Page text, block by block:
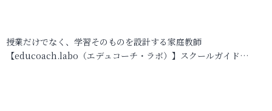
授業だけでなく、学習そのものを設計する家庭教師
【educoach.labo（エデュコーチ・ラボ）】スクールガイド…